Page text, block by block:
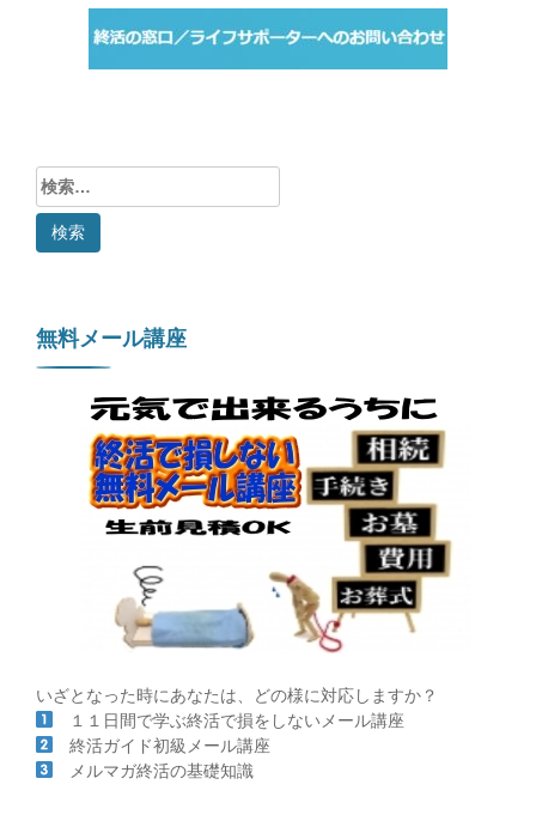
場
と
検
索:
無料メール講座
いざとなった時にあなたは、どの様に対応しますか？
１１日間で学ぶ終活で損をしないメール講座
終活ガイド初級メール講座
メルマガ終活の基礎知識